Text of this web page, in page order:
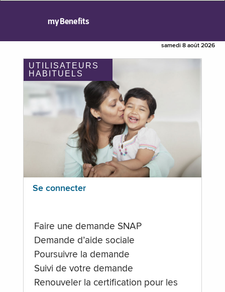
myBenefits
samedi 8 août 2026
UTILISATEURS
HABITUELS
Se connecter
Faire une demande SNAP
Demande d’aide sociale
Poursuivre la demande
Suivi de votre demande
Renouveler la certification pour les